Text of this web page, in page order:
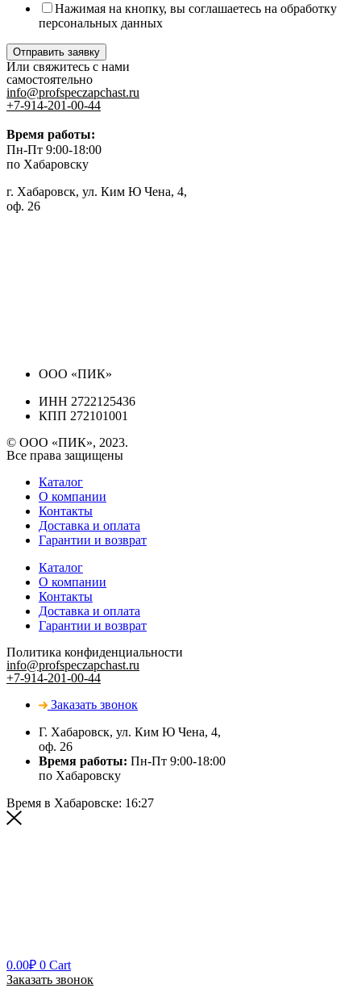
Нажимая на кнопку, вы соглашаетесь на обработку
персональных данных
Отправить заявку
Или свяжитесь с нами
самостоятельно
info@profspeczapchast.ru
+7-914-201-00-44
Время работы:
Пн-Пт 9:00-18:00
по Хабаровску
г. Хабаровск, ул. Ким Ю Чена, 4,
оф. 26
ООО «ПИК»
ИНН 2722125436
КПП 272101001
© ООО «ПИК», 2023.
Все права защищены
Каталог
О компании
Контакты
Доставка и оплата
Гарантии и возврат
Каталог
О компании
Контакты
Доставка и оплата
Гарантии и возврат
Политика конфиденциальности
info@profspeczapchast.ru
+7-914-201-00-44
Заказать звонок
Г. Хабаровск, ул. Ким Ю Чена, 4,
оф. 26
Время работы: Пн-Пт 9:00-18:00
по Хабаровску
Время в Хабаровске: 16:27
0.00₽ 0 Cart
Заказать звонок